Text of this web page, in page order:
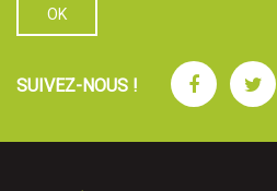
SUIVEZ-NOUS ! Facebook